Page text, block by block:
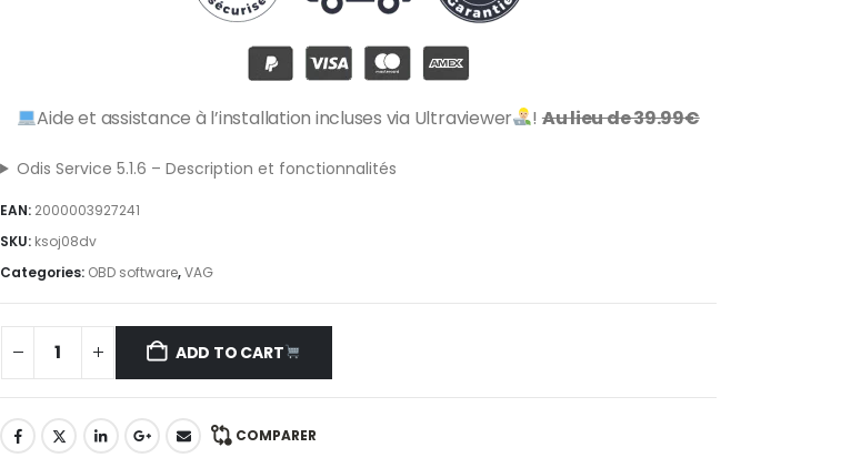
Aide et assistance à l’installation incluses via Ultraviewer !Au lieu de 39.99€
Odis Service 5.1.6 – Description et fonctionnalités
EAN: 2000003927241
SKU: ksoj08dv
Categories: OBD software,VAG
ADD TO CART
COMPARER